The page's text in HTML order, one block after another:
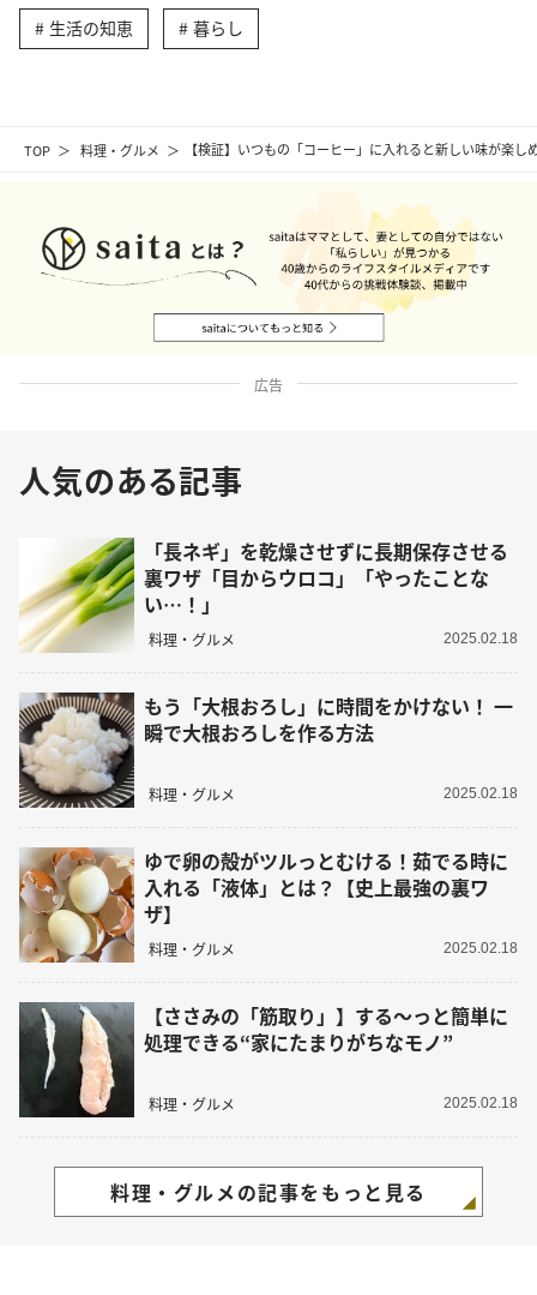
TOP 料理・グルメ 【検証】いつもの「コーヒー」に入れると新しい味が楽
生活の知恵 暮らし
広告
人気のある記事
「長ネギ」を乾燥させずに長期保存させる
裏ワザ「目からウロコ」「やったことな
い…！」
料理・グルメ 2025.02.18
もう「大根おろし」に時間をかけない！ 一
瞬で大根おろしを作る方法
料理・グルメ 2025.02.18
ゆで卵の殻がツルっとむける！茹でる時に
入れる「液体」とは？【史上最強の裏ワ
ザ】
料理・グルメ 2025.02.18
【ささみの「筋取り」】する～っと簡単に
処理できる“家にたまりがちなモノ”
料理・グルメ 2025.02.18
料理・グルメの記事をもっと見る